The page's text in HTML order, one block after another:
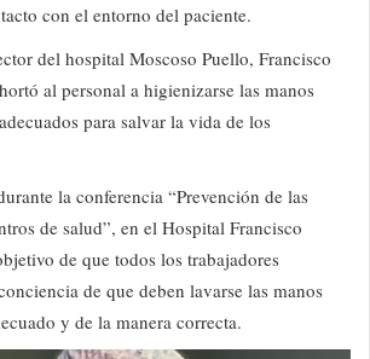
con el entorno del paciente.
del hospital Moscoso Puello, Francisco
al personal a higienizarse las manos
para salvar la vida de los
la conferencia “Prevención de las
de salud”, en el Hospital Francisco
de que todos los trabajadores
de que deben lavarse las manos
y de la manera correcta.